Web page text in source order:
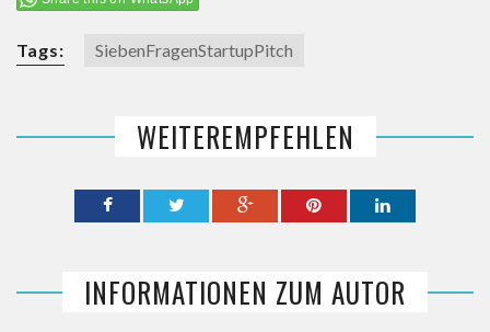
Tags: SiebenFragenStartupPitch
WEITEREMPFEHLEN
INFORMATIONEN ZUM AUTOR